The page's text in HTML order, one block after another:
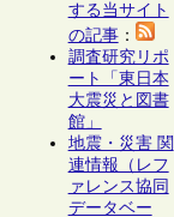
する当サイト
の記事：
調査研究リポ
ート「東日本
大震災と図書
館」
地震・災害 関
連情報（レフ
ァレンス協同
データベー